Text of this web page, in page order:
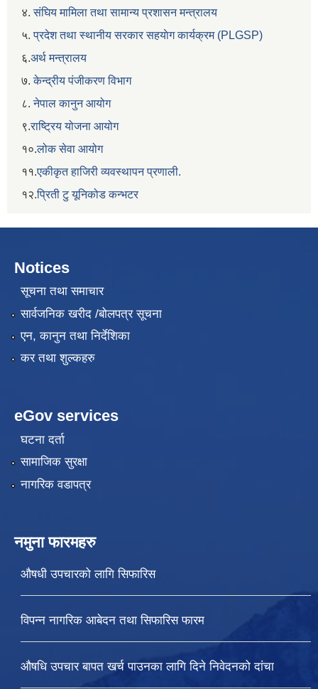
४.संघिय मामिला तथा सामान्य प्रशासन मन्त्रालय
५.प्रदेश तथा स्थानीय सरकार सहयाेग कार्यक्रम (PLGSP)
६.अर्थ मन्त्रालय
७.केन्द्रीय पंजीकरण विभाग
८.नेपाल कानुन आयोग
९.राष्ट्रिय योजना आयोग
१०.लोक सेवा आयोग
११.एकीकृत हाजिरी व्यवस्थापन प्रणाली.
१२.प्रिती टु यूनिकोड कन्भटर
Notices
सूचना तथा समाचार
सार्वजनिक खरीद /बोलपत्र सूचना
एन, कानुन तथा निर्देशिका
कर तथा शुल्कहरु
eGov services
घटना दर्ता
सामाजिक सुरक्षा
नागरिक वडापत्र
नमुना फारमहरु
औषधी उपचारको लागि सिफारिस
विपन्न नागरिक आबेदन तथा सिफारिस फारम
औषधि उपचार बापत खर्च पाउनका लागि दिने निवेदनको दांचा